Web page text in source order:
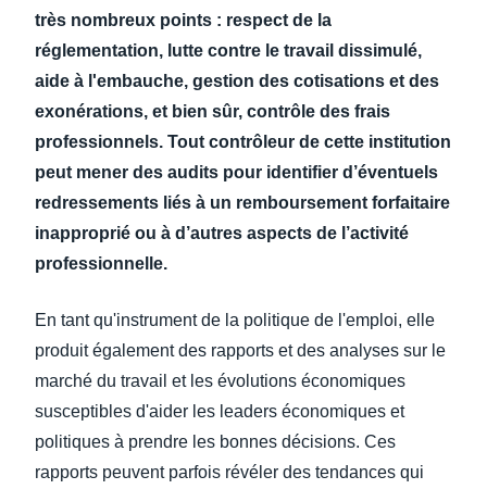
très nombreux points : respect de la
réglementation, lutte contre le travail dissimulé,
aide à l'embauche, gestion des cotisations et des
exonérations, et bien sûr, contrôle des frais
professionnels. Tout contrôleur de cette institution
peut mener des audits pour identifier d’éventuels
redressements liés à un remboursement forfaitaire
inapproprié ou à d’autres aspects de l’activité
professionnelle.
En tant qu'instrument de la politique de l'emploi, elle
produit également des rapports et des analyses sur le
marché du travail et les évolutions économiques
susceptibles d'aider les leaders économiques et
politiques à prendre les bonnes décisions. Ces
rapports peuvent parfois révéler des tendances qui